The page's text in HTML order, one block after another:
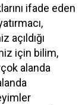
ifade eden
açıldığı
için bilim,
alanda